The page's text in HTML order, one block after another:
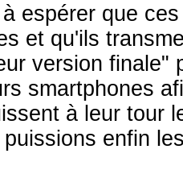
espérer que
et qu'ils
version finale"
smartphones
à leur tour
enfin